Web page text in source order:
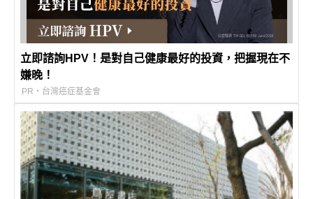
立即諮詢HPV！是對自己健康最好的投資，把握現在不
嫌晚！
PR・台灣癌症基金會